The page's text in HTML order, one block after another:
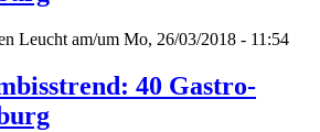
Leucht am/um Mo, 26/03/2018 - 11:54
40 Gastro-